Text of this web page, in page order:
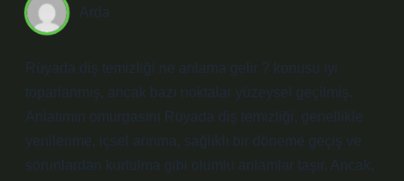
Arda
Rüyada diş temizliği ne anlama gelir ? konusu iyi
toparlanmış, ancak bazı noktalar yüzeysel geçilmiş.
Anlatımın omurgasını Rüyada diş temizliği, genellikle
yenilenme, içsel arınma, sağlıklı bir döneme geçiş ve
sorunlardan kurtulma gibi olumlu anlamlar taşır. Ancak,